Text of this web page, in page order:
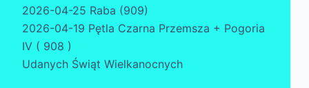
2026-04-25 Raba (909)
2026-04-19 Pętla Czarna Przemsza + Pogoria
IV ( 908 )
Udanych Świąt Wielkanocnych